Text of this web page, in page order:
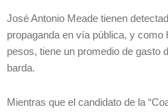
José Antonio Meade tienen
propaganda en vía pública, y como
pesos, tiene un promedio de gasto
barda.
Mientras que el candidato de la